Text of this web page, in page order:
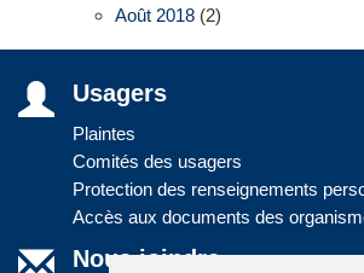
Août 2018 (2)
Usagers
Plaintes
Comités des usagers
Protection des renseignements
Accès aux documents des
Nous joindre